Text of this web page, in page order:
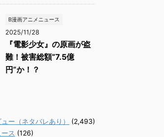
B漫画アニメニュース
2025/11/28
『電影少女』の原画が盗
難！被害総額“7.5億
円”か！？
ー（ネタバレあり）
(2,493)
ス (126)